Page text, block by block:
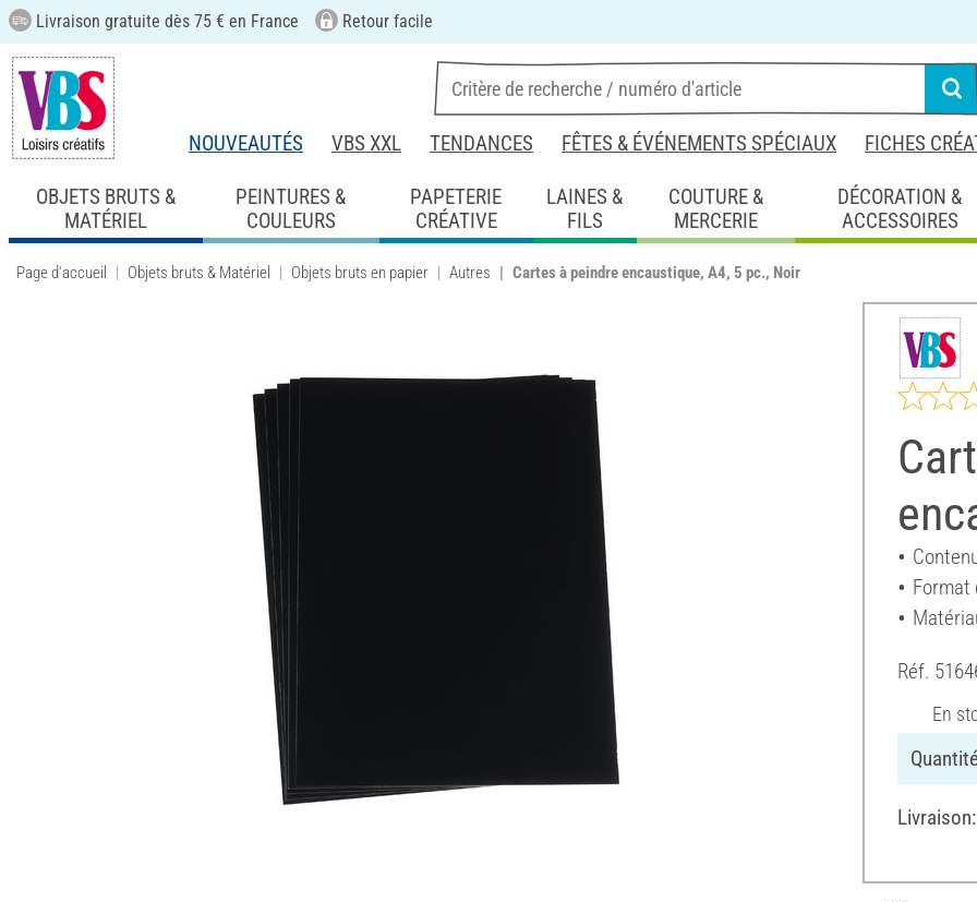
Livraison gratuite dès 75 € en France Retour facile
NOUVEAUTÉS VBS XXL TENDANCES FÊTES & ÉVÉNEMENTS SPÉCIAUX FICHES
OBJETS BRUTS &
MATÉRIEL
PEINTURES &
COULEURS
PAPETERIE
CRÉATIVE
LAINES &
FILS
COUTURE &
MERCERIE
DÉCORATION &
ACCESSOIRES
Page d'accueil Objets bruts & Matériel Objets bruts en papier Autres Cartes à peindre encaustique, A4, 5 pc., Noir
Format
Réf.
En